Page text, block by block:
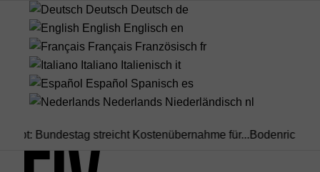
Deutsch Deutsch de
English Englisch en
Français Französisch fr
Italiano Italienisch it
Español Spanisch es
Nederlands Niederländisch nl
Bundestag streicht Kostenübernahme für...Bodenrichtwert vs.